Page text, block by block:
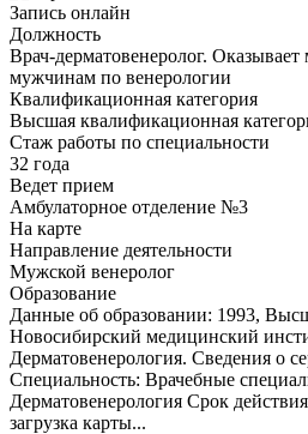
Запись онлайн
Должность
Врач-дерматовенеролог.
мужчинам по венерологии
Квалификационная категория
Высшая квалификационная
Стаж работы по специальности
32 года
Ведет прием
Амбулаторное отделение №3
На карте
Направление деятельности
Мужской венеролог
Образование
Данные об образовании: 1993,
Новосибирский медицинский
Дерматовенерология. Сведения о
Специальность: Врачебные
Дерматовенерология Срок
загрузка карты...